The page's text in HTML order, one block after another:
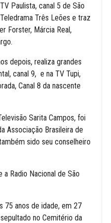
Paulista, canal 5 de São
Três Leões e traz
Forster, Márcia Real,
depois, realiza grandes
canal 9, e na TV Tupi,
Canal 8 da nascente
Sarita Campos, foi
Associação Brasileira de
sido seu conselheiro
Radio Nacional de São
75 anos de idade, em 27
no Cemitério da